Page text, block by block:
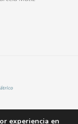
experiencia en